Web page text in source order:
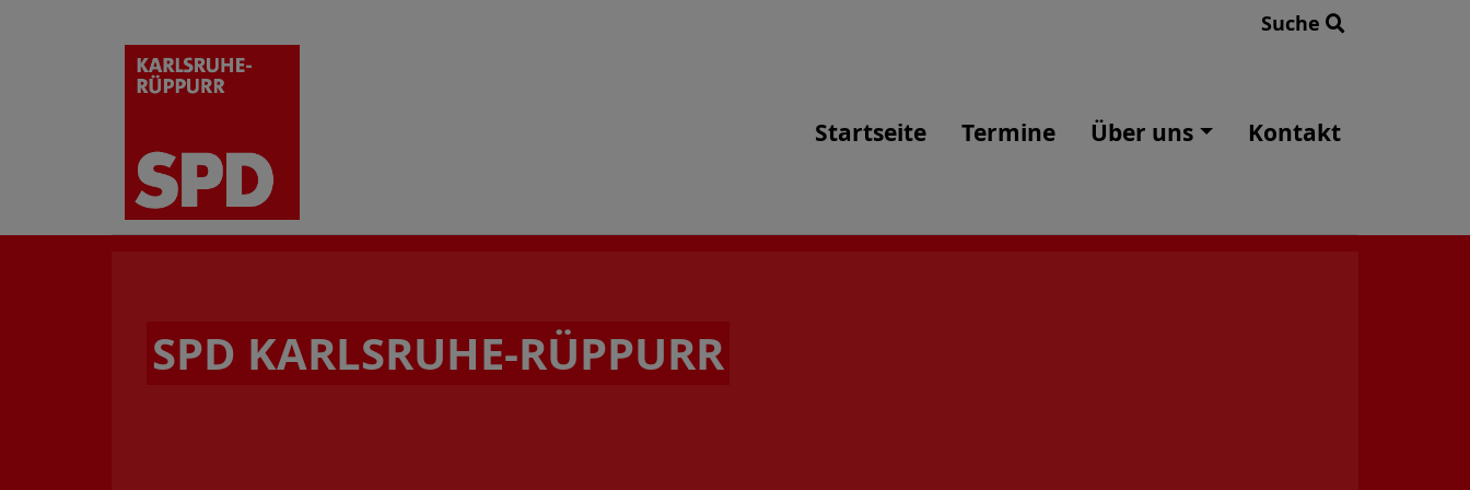
Suche
Startseite Termine Über uns Kontakt
SPD KARLSRUHE-RÜPPURR